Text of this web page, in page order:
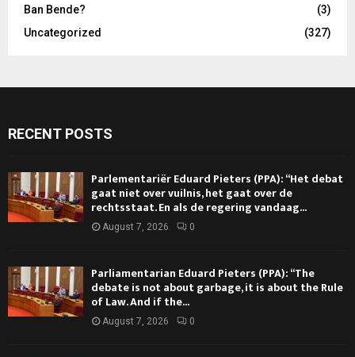
Ban Bende?
(3)
Uncategorized
(327)
RECENT POSTS
Parlementariër Eduard Pieters (PPA): “Het debat
gaat niet over vuilnis, het gaat over de
rechtsstaat. En als de regering vandaag...
August 7, 2026 0
Parliamentarian Eduard Pieters (PPA): “The
debate is not about garbage, it is about the Rule
of Law. And if the...
August 7, 2026 0